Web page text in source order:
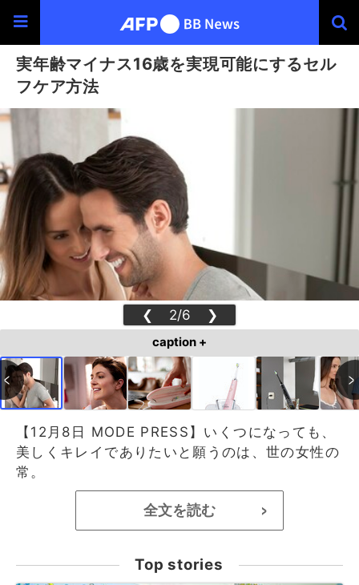
実年齢マイナス16歳を実現可能にするセル
フケア方法
❮ 2/6 ❯
caption +
【12月8日 MODE PRESS】いくつになっても、
美しくキレイでありたいと願うのは、世の女性の
常。
全文を読む >
Top stories